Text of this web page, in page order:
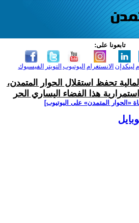
تابعونا على:
الفيسبوك التويتر اليوتيوب الانستغرام لينكدإن
تحفظ استقلال الحوار المتمدن،
هذا الفضاء اليساري الحر
‫«الحوار المتمدن» على اليوتيوب]